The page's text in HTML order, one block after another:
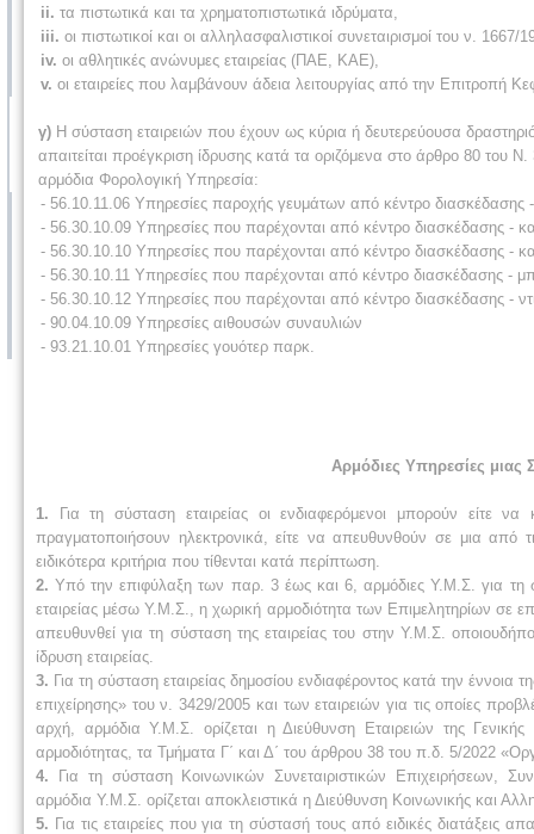
ii. τα πιστωτικά και τα χρηματοπιστωτικά ιδρύματα,
iii. οι πιστωτικοί και οι αλληλασφαλιστικοί συνεταιρισμοί του ν. 1667/
iv. οι αθλητικές ανώνυμες εταιρείας (ΠΑΕ, ΚΑΕ),
v. οι εταιρείες που λαμβάνουν άδεια λειτουργίας από την Επιτροπή
γ) Η σύσταση εταιρειών που έχουν ως κύρια ή δευτερεύουσα
απαιτείται προέγκριση ίδρυσης κατά τα οριζόμενα στο άρθρο 80 του
αρμόδια Φορολογική Υπηρεσία:
- 56.10.11.06 Υπηρεσίες παροχής γευμάτων από κέ­ντρο διασκέδασης
- 56.30.10.09 Υπηρεσίες που παρέχονται από κέντρο διασκέδασης -
- 56.30.10.10 Υπηρεσίες που παρέχονται από κέντρο διασκέδασης -
- 56.30.10.11 Υπηρεσίες που παρέχονται από κέντρο διασκέδασης -
- 56.30.10.12 Υπηρεσίες που παρέχονται από κέντρο διασκέδασης -
- 90.04.10.09 Υπηρεσίες αιθουσών συναυλιών
- 93.21.10.01 Υπηρεσίες γουότερ παρκ.
Αρμόδιες Υπηρεσίες μιας
1.
Για τη σύσταση εταιρείας οι ενδιαφερόμενοι μπορούν
πραγματοποιήσουν ηλεκτρονικά, είτε να απευθυνθούν σε μια
ειδικότερα κριτήρια που τίθενται κατά περίπτωση.
2.Υπό την επιφύλαξη των παρ. 3 έως και 6, αρμόδιες Υ.Μ.Σ. για τη
εταιρείας μέσω Υ.Μ.Σ., η χωρική αρμοδιότητα των Επιμελητηρίων σε
απευθυνθεί για τη σύσταση της εταιρείας του στην Υ.Μ.Σ.
ίδρυση εταιρείας.
3. Για τη σύσταση εταιρείας δημοσίου ενδιαφέροντος κατά την
επιχείρησης» του ν. 3429/2005 και των εταιρειών για τις οποίες
αρχή, αρμόδια Υ.Μ.Σ. ορίζεται η Διεύθυνση Εταιρειών της
αρμοδιότητας, τα Τμήματα Γ΄ και Δ΄ του άρθρου 38 του π.δ. 5/2022
4. Για τη σύσταση Κοινωνικών Συνεταιριστικών Επιχειρήσεων,
αρμόδια Υ.Μ.Σ. ορίζεται αποκλειστικά η Διεύθυνση Κοινωνικής και
5. Για τις εταιρείες που για τη σύστασή τους από ειδικές διατάξεις